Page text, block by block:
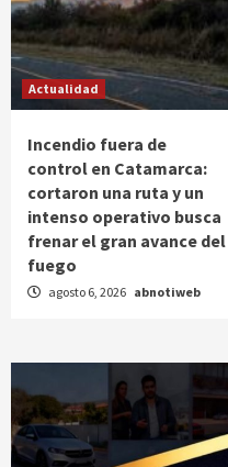
Actualidad
Incendio fuera de
control en Catamarca:
cortaron una ruta y un
intenso operativo busca
frenar el gran avance del
fuego
agosto 6, 2026 abnotiweb